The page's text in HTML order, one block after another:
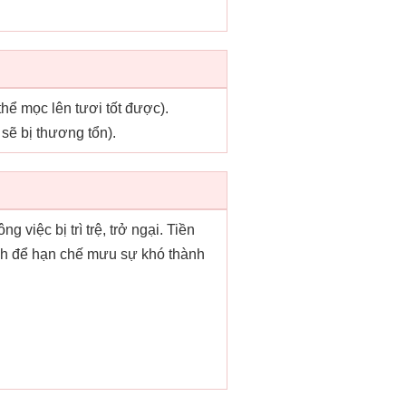
mọc lên tươi tốt được).
bị thương tổn).
việc bị trì trệ, trở ngại. Tiền
để hạn chế mưu sự khó thành